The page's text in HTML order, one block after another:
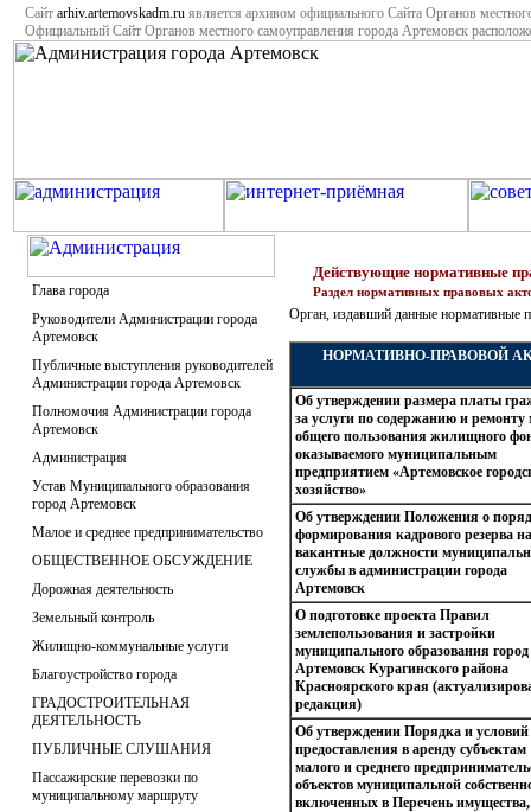
Сайт arhiv.artemovskadm.ru является архивом официального Сайта Органов
Официальный Сайт Органов местного самоуправления города Артемовск
Глава города
Руководители Администрации города
Артемовск
Публичные выступления руководителей
Администрации города Артемовск
Полномочия Администрации города
Артемовск
Администрация
Устав Муниципального образования
город Артемовск
Малое и среднее предпринимательство
ОБЩЕСТВЕННОЕ ОБСУЖДЕНИЕ
Дорожная деятельность
Земельный контроль
Жилищно-коммунальные услуги
Благоустройство города
ГРАДОСТРОИТЕЛЬНАЯ
ДЕЯТЕЛЬНОСТЬ
ПУБЛИЧНЫЕ СЛУШАНИЯ
Пассажирские перевозки по
муниципальному маршруту
Действующие нормативные
Раздел нормативных правовых
Орган, издавший данные нормативные
НОРМАТИВНО-ПРАВОВОЙ
Об утверждении размера платы
за услуги по содержанию и ремонту
общего пользования жилищного
оказываемого муниципальным
предприятием «Артемовское
хозяйство»
Об утверждении Положения о
формирования кадрового резерва на
вакантные должности
службы в администрации города
Артемовск
О подготовке проекта Правил
землепользования и застройки
муниципального образования город
Артемовск Курагинского района
Красноярского края
редакция)
Об утверждении Порядка и условий
предоставления в аренду субъектам
малого и среднего
объектов муниципальной
включенных в Перечень имущества,